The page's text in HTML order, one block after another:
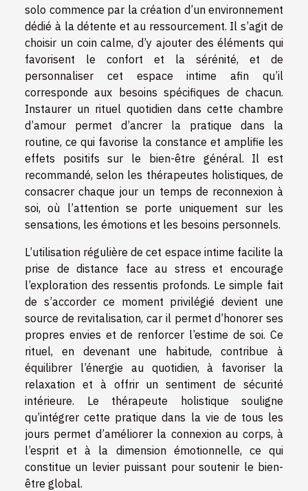
solo commence par la création d’un environnement
dédié à la détente et au ressourcement. Il s’agit de
choisir un coin calme, d’y ajouter des éléments qui
favorisent le confort et la sérénité, et de
personnaliser cet espace intime afin qu’il
corresponde aux besoins spécifiques de chacun.
Instaurer un rituel quotidien dans cette chambre
d’amour permet d’ancrer la pratique dans la
routine, ce qui favorise la constance et amplifie les
effets positifs sur le bien-être général. Il est
recommandé, selon les thérapeutes holistiques, de
consacrer chaque jour un temps de reconnexion à
soi, où l’attention se porte uniquement sur les
sensations, les émotions et les besoins personnels.
L’utilisation régulière de cet espace intime facilite la
prise de distance face au stress et encourage
l’exploration des ressentis profonds. Le simple fait
de s’accorder ce moment privilégié devient une
source de revitalisation, car il permet d’honorer ses
propres envies et de renforcer l’estime de soi. Ce
rituel, en devenant une habitude, contribue à
équilibrer l’énergie au quotidien, à favoriser la
relaxation et à offrir un sentiment de sécurité
intérieure. Le thérapeute holistique souligne
qu’intégrer cette pratique dans la vie de tous les
jours permet d’améliorer la connexion au corps, à
l’esprit et à la dimension émotionnelle, ce qui
constitue un levier puissant pour soutenir le bien-
être global.